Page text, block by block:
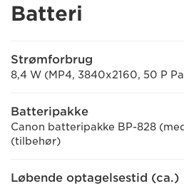
Batteri
Strømforbrug
8,4 W (MP4, 3840x2160, 50 P
Batteripakke
Canon batteripakke BP-828
(tilbehør)
Løbende optagelsestid (ca.)